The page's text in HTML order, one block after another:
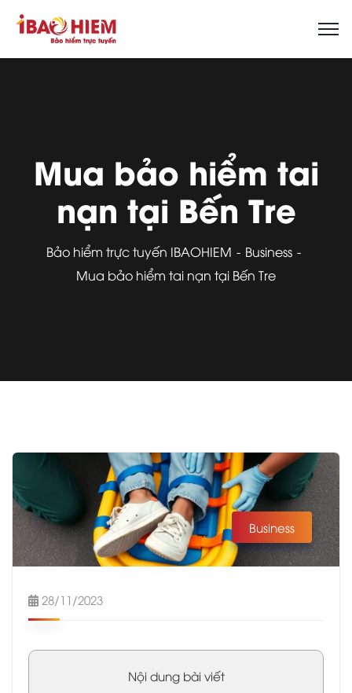
Mua bảo hiểm tai
nạn tại Bến Tre
Bảo hiểm trực tuyến IBAOHIEM
Business
Mua bảo hiểm tai nạn tại Bến Tre
Business
28/11/2023
Nội dung bài viết